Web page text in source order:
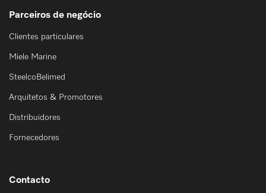
Parceiros de negócio
Clientes particulares
Miele Marine
SteelcoBelimed
Arquitetos & Promotores
Distribuidores
Fornecedores
Contacto